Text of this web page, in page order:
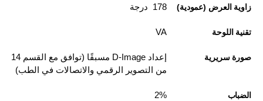
زاوية العرض (عمودية) 178 درجة
تقنية اللوحة VA
صورة سريرية
إعداد D-Image مسبقًا (توافق مع القسم 14
من التصوير الرقمي والاتصالات في الطب)
الضباب 2%